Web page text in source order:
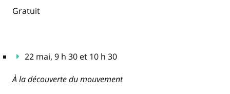
Gratuit
22 mai, 9 h 30 et 10 h 30
À la découverte du mouvement